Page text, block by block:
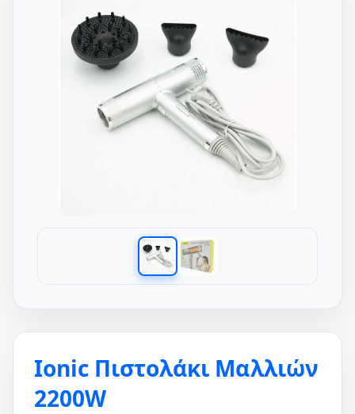
Ionic Πιστολάκι Μαλλιών
2200W